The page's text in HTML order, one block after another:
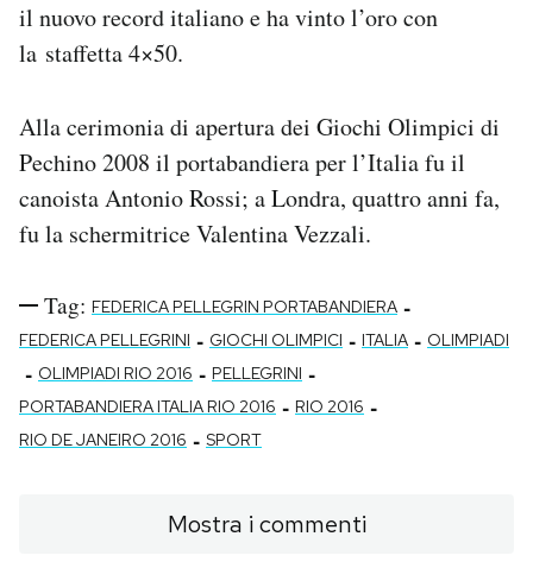
il nuovo record italiano e ha vinto l’oro con
la staffetta 4×50.
Alla cerimonia di apertura dei Giochi Olimpici di
Pechino 2008 il portabandiera per l’Italia fu il
canoista Antonio Rossi; a Londra, quattro anni fa,
fu la schermitrice Valentina Vezzali.
Tag: FEDERICA PELLEGRIN PORTABANDIERA -
FEDERICA PELLEGRINI - GIOCHI OLIMPICI - ITALIA - OLIMPIADI
- OLIMPIADI RIO 2016 - PELLEGRINI -
PORTABANDIERA ITALIA RIO 2016 - RIO 2016 -
RIO DE JANEIRO 2016 - SPORT
Mostra i commenti